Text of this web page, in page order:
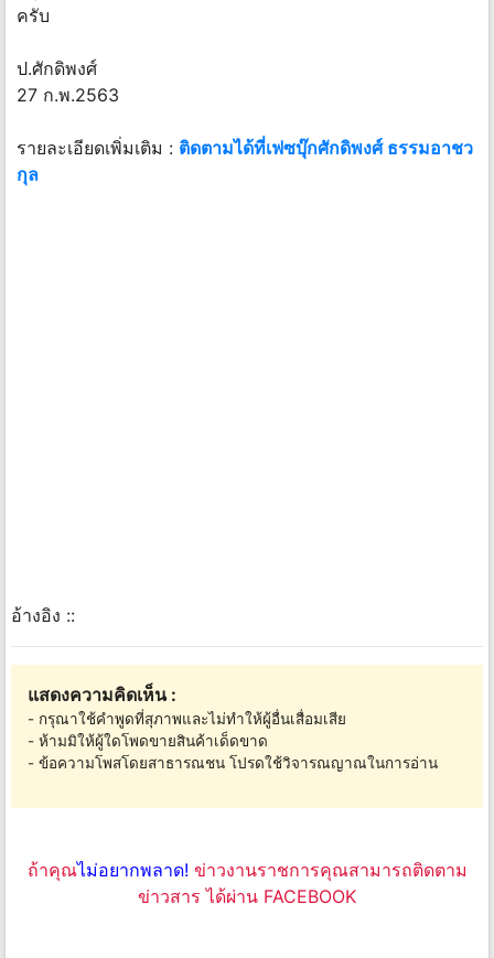
ครับ
ป.ศักดิพงศ์
27 ก.พ.2563
รายละเอียดเพิ่มเติม : ติดตามได้ที่เฟซบุ๊กศักดิพงศ์ ธรรมอาชว
กุล
อ้างอิง ::
แสดงความคิดเห็น :
- กรุณาใช้คำพูดที่สุภาพและไม่ทำให้ผู้อื่นเสื่อมเสีย
- ห้ามมิให้ผู้ใดโพดขายสินค้าเด็ดขาด
- ข้อความโพสโดยสาธารณชน โปรดใช้วิจารณญาณในการอ่าน
ถ้าคุณไม่อยากพลาด! ข่าวงานราชการคุณสามารถติดตาม
ข่าวสาร ได้ผ่าน FACEBOOK